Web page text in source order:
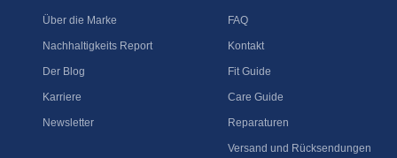
Über die Marke
Nachhaltigkeits Report
Der Blog
Karriere
Newsletter
FAQ
Kontakt
Fit Guide
Care Guide
Reparaturen
Versand und Rücksendungen